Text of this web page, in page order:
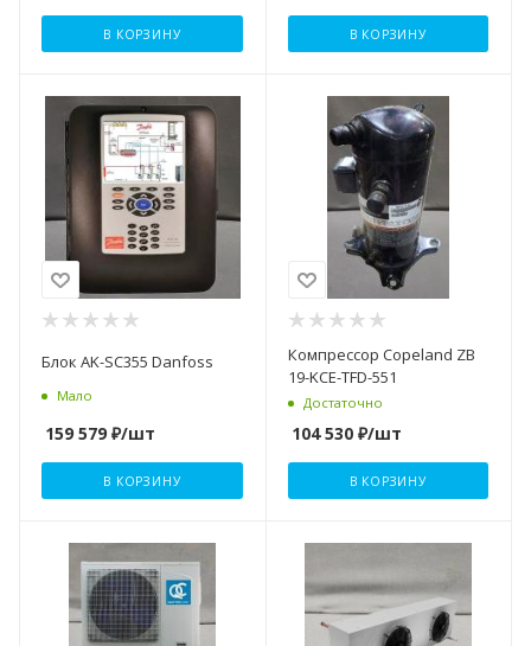
В КОРЗИНУ В КОРЗИНУ
Блок AK-SC355 Danfoss
Мало
159 579 ₽/шт
В КОРЗИНУ
Компрессор Copeland ZB
19-KCE-TFD-551
Достаточно
104 530₽/шт
В КОРЗИНУ